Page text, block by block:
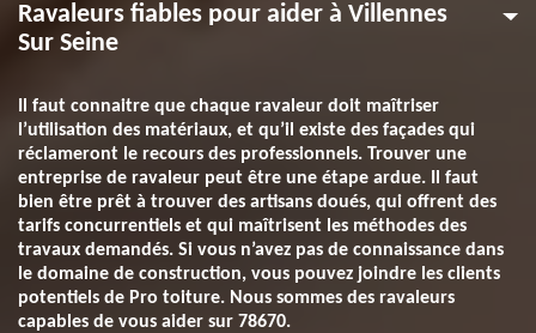
Ravaleurs fiables pour aider à Villennes
Sur Seine
Il faut connaitre que chaque ravaleur doit maîtriser
l’utilisation des matériaux, et qu’il existe des façades qui
réclameront le recours des professionnels. Trouver une
entreprise de ravaleur peut être une étape ardue. Il faut
bien être prêt à trouver des artisans doués, qui offrent des
tarifs concurrentiels et qui maîtrisent les méthodes des
travaux demandés. Si vous n’avez pas de connaissance dans
le domaine de construction, vous pouvez joindre les clients
potentiels de Pro toiture. Nous sommes des ravaleurs
capables de vous aider sur 78670.